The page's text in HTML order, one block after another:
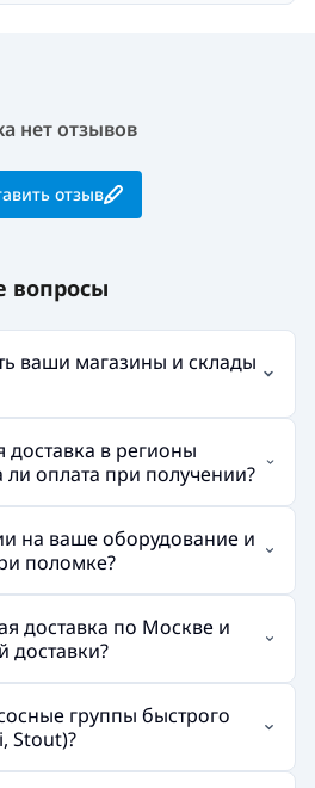
нет отзывов
отзыв
вопросы
ваши магазины и склады
доставка в регионы
оплата при получении?
на ваше оборудование и
поломке?
доставка по Москве и
доставки?
группы быстрого
Stout)?